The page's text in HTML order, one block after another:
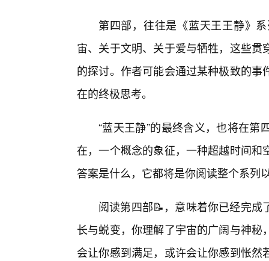
第四部，往往是《蓝天王王静》
宙、关于文明、关于爱与牺牲，这些
的探讨。作者可能会通过某种极致的
在的终极思考。
“蓝天王静”的最终含义，也将在
在，一个概念的象征，一种超越时间
答案是什么，它都将是你阅读整个系列
阅读第四部📝，意味着你已经完
长与蜕变，你理解了宇宙的广阔与神
会让你感到满足，或许会让你感到怅